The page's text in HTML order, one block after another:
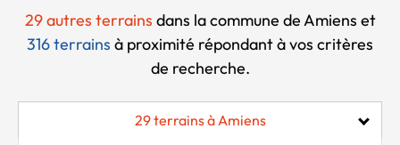
29 autres terrains dans la commune de Amiens et
316 terrains à proximité répondant à vos critères
de recherche.
29 terrains à Amiens